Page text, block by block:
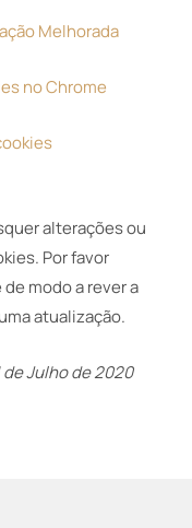
Melhorada
no Chrome
alterações ou
Por favor
modo a rever a
atualização.
Julho de 2020